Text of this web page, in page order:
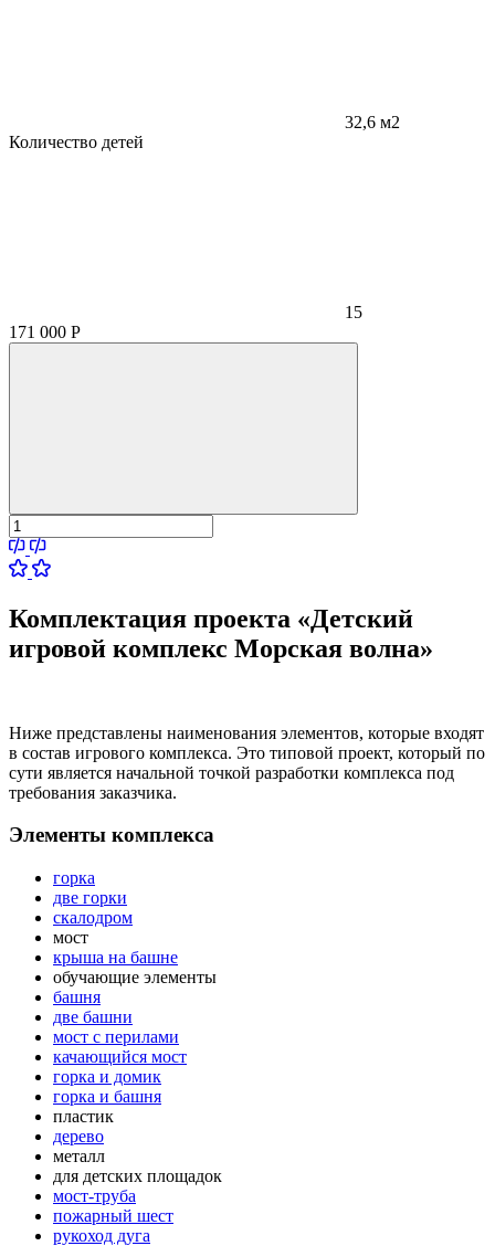
32,6 м2
Количество детей
15
171 000 Р
Комплектация проекта «Детский
игровой комплекс Морская волна»
Ниже представлены наименования элементов, которые входят
в состав игрового комплекса. Это типовой проект, который по
сути является начальной точкой разработки комплекса под
требования заказчика.
Элементы комплекса
горка
две горки
скалодром
мост
крыша на башне
обучающие элементы
башня
две башни
мост с перилами
качающийся мост
горка и домик
горка и башня
пластик
дерево
металл
для детских площадок
мост-труба
пожарный шест
рукоход дуга